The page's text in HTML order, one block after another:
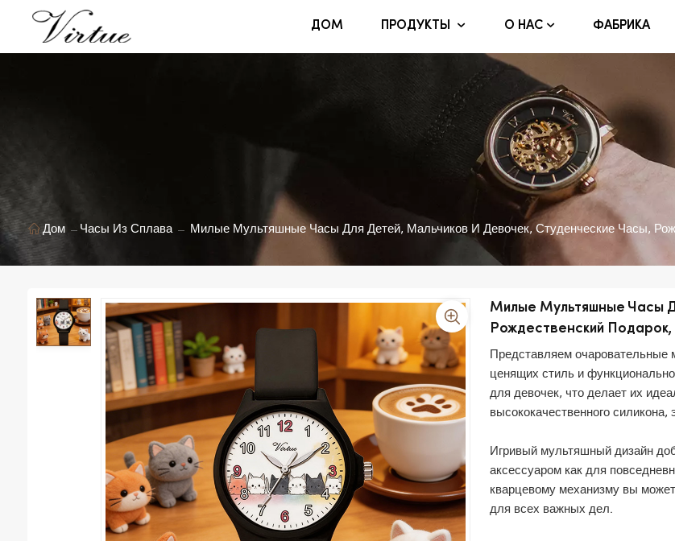
ДОМ ПРОДУКТЫ О НАС ФАБРИКА
Дом Часы Из Сплава Милые Мультяшные Часы Для Детей, Мальчиков И Девочек, Студенческие Часы,
Милые Мультяшные Часы
Рождественский
Представляем
ценящих стиль и
для девочек, что делает их
высококачественного
Игривый мультяшный дизайн
аксессуаром как для
кварцевому механизму вы
для всех важных дел.